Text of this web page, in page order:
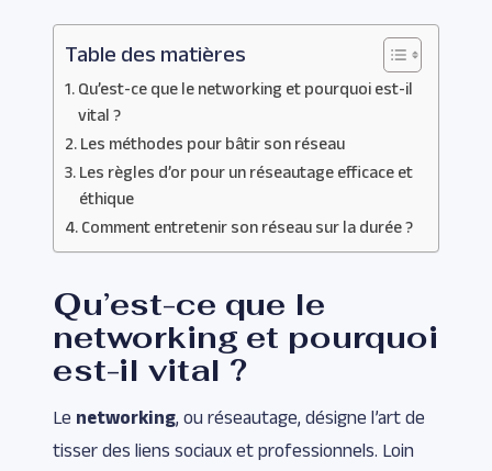
Table des matières
Qu’est-ce que le networking et pourquoi est-il
vital ?
Les méthodes pour bâtir son réseau
Les règles d’or pour un réseautage efficace et
éthique
Comment entretenir son réseau sur la durée ?
Qu’est-ce que le
networking et pourquoi
est-il vital ?
Le networking, ou réseautage, désigne l’art de
tisser des liens sociaux et professionnels. Loin